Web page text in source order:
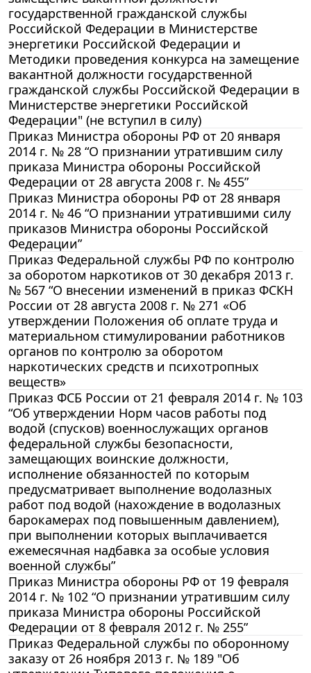
государственной гражданской службы
Российской Федерации в Министерстве
энергетики Российской Федерации и
Методики проведения конкурса на замещение
вакантной должности государственной
гражданской службы Российской Федерации в
Министерстве энергетики Российской
Федерации" (не вступил в силу)
Приказ Министра обороны РФ от 20 января
2014 г. № 28 “О признании утратившим силу
приказа Министра обороны Российской
Федерации от 28 августа 2008 г. № 455”
Приказ Министра обороны РФ от 28 января
2014 г. № 46 “О признании утратившими силу
приказов Министра обороны Российской
Федерации”
Приказ Федеральной службы РФ по контролю
за оборотом наркотиков от 30 декабря 2013 г.
№ 567 “О внесении изменений в приказ ФСКН
России от 28 августа 2008 г. № 271 «Об
утверждении Положения об оплате труда и
материальном стимулировании работников
органов по контролю за оборотом
наркотических средств и психотропных
веществ»
Приказ ФСБ России от 21 февраля 2014 г. № 103
“Об утверждении Норм часов работы под
водой (спусков) военнослужащих органов
федеральной службы безопасности,
замещающих воинские должности,
исполнение обязанностей по которым
предусматривает выполнение водолазных
работ под водой (нахождение в водолазных
барокамерах под повышенным давлением),
при выполнении которых выплачивается
ежемесячная надбавка за особые условия
военной службы”
Приказ Министра обороны РФ от 19 февраля
2014 г. № 102 “О признании утратившим силу
приказа Министра обороны Российской
Федерации от 8 февраля 2012 г. № 255”
Приказ Федеральной службы по оборонному
заказу от 26 ноября 2013 г. № 189 "Об